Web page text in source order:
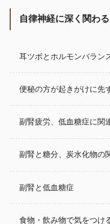
自律神経に深く関わ
耳ツボとホルモンバラン
便秘の方が起きがけに先
副腎疲労、低血糖症に関
副腎と糖分、炭水化物の
副腎と低血糖症
食物・飲み物で気をつけ